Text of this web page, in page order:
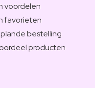
voordelen
favorieten
bestelling
producten